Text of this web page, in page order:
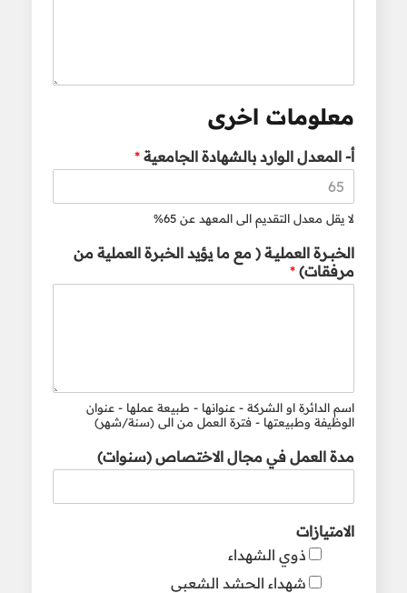
معلومات اخرى
أ‌- المعدل الوارد بالشهادة الجامعية *
لا يقل معدل التقديم الى المعهد عن 65%
الخبــرة العمليــة ( مع ما يؤيد الخبرة العملية من
مرفقات) *
اسم الدائرة او الشركة - عنوانها - طبيعة عملها - عنوان
الوظيفة وطبيعتها - فترة العمل من الى (سنة/شهر)
مدة العمل في مجال الاختصاص (سنوات)
الامتيازات
ذوي الشهداء
شهداء الحشد الشعبي